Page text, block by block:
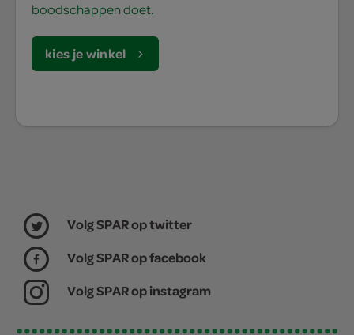
boodschappen doet.
kies je winkel
Volg SPAR op twitter
Volg SPAR op facebook
Volg SPAR op instagram